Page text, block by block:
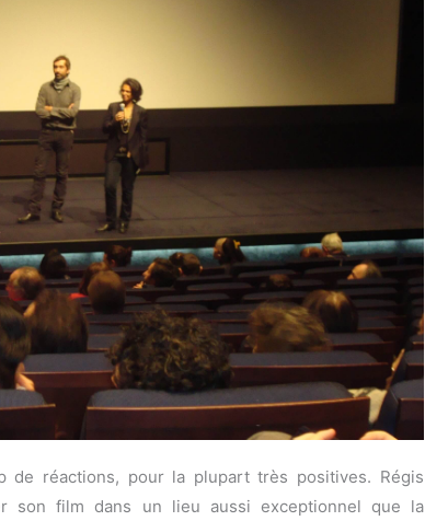
de réactions, pour la plupart très positives. Régis
son film dans un lieu aussi exceptionnel que la